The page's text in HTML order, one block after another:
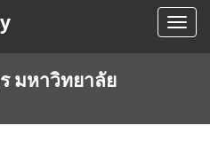
มหาวิทยาลัย